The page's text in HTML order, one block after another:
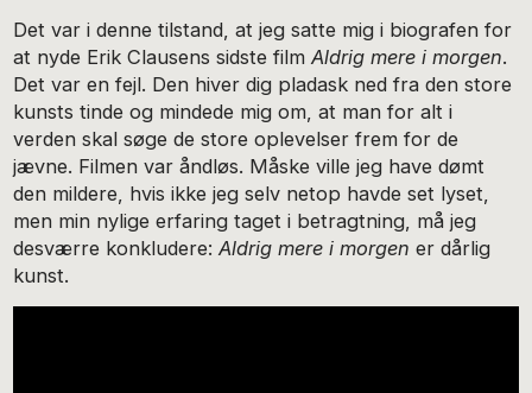
Det var i denne tilstand, at jeg satte mig i biografen for
at nyde Erik Clausens sidste filmAldrig mere i morgen.
Det var en fejl. Den hiver dig pladask ned fra den store
kunsts tinde og mindede mig om, at man for alt i
verden skal søge de store oplevelser frem for de
jævne. Filmen var åndløs. Måske ville jeg have dømt
den mildere, hvis ikke jeg selv netop havde set lyset,
men min nylige erfaring taget i betragtning, må jeg
desværre konkludere:Aldrig mere i morgen er dårlig
kunst.